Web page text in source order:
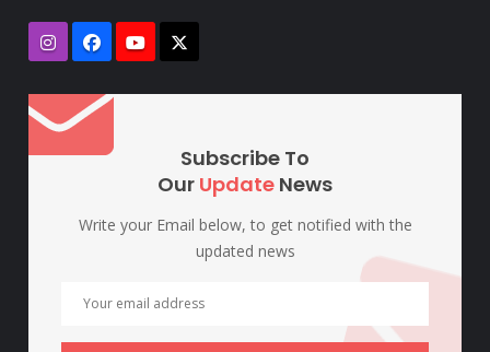
Subscribe To
Our Update News
Write your Email below, to get notified with the
updated news